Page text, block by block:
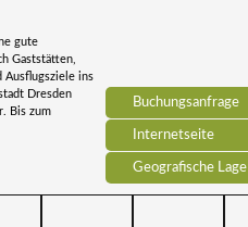
Buchungsanfrage
Internetseite
Geografische Lage
gute
Gaststätten,
Ausflugsziele ins
Dresden
Bis zum